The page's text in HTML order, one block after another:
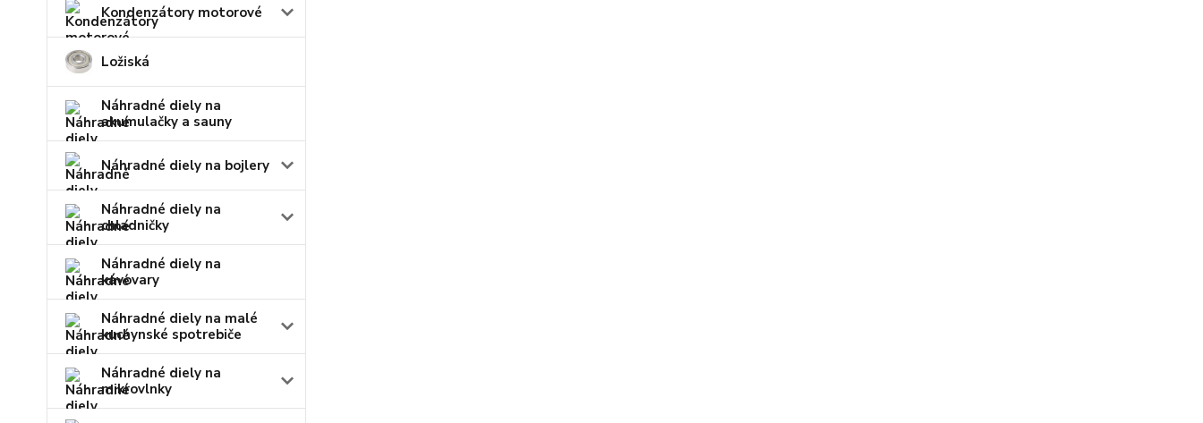
Kondenzátory motorové
Ložiská
Náhradné diely na
akumulačky a sauny
Náhradné diely na bojlery
Náhradné diely na
chladničky
Náhradné diely na
kávovary
Náhradné diely na malé
kuchynské spotrebiče
Náhradné diely na
mikrovlnky